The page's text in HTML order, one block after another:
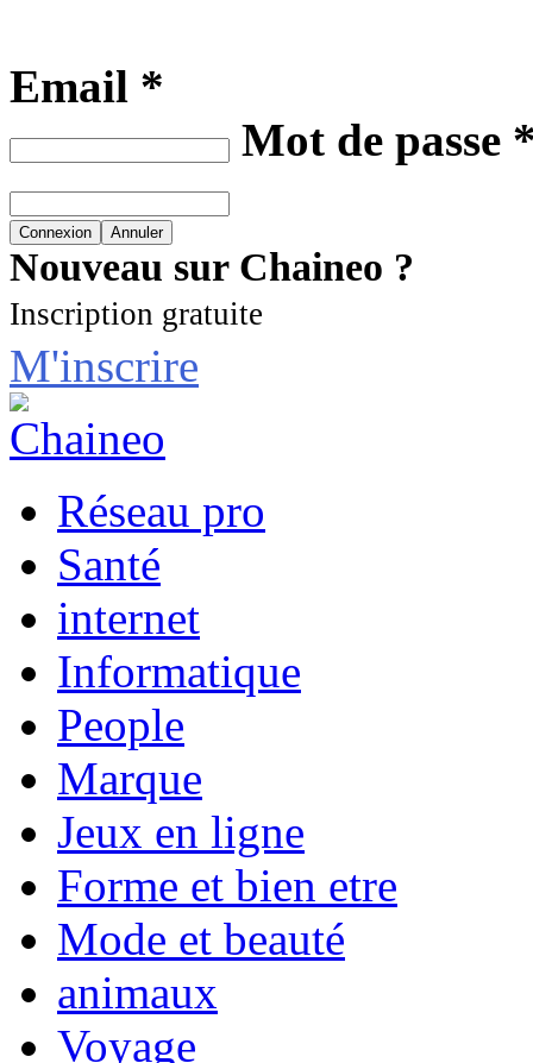
Email *
Mot de passe
Nouveau sur Chaineo ?
Inscription gratuite
M'inscrire
Réseau pro
Santé
internet
Informatique
People
Marque
Jeux en ligne
Forme et bien etre
Mode et beauté
animaux
Voyage